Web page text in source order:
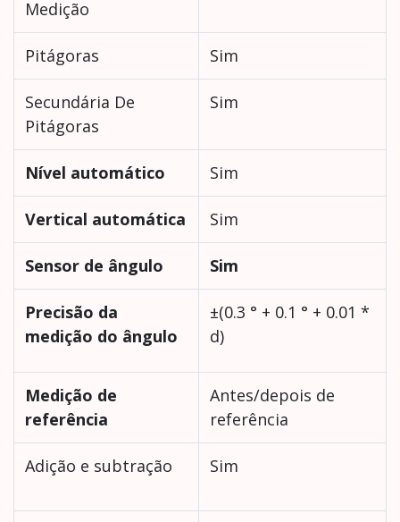
Medição
Pitágoras Sim
Secundária De
Pitágoras
Sim
Nível automático Sim
Vertical automática Sim
Sensor de ângulo Sim
Precisão da
medição do ângulo
±(0.3 ° + 0.1 ° + 0.01 *
d)
Medição de
referência
Antes/depois de
referência
Adição e subtração Sim